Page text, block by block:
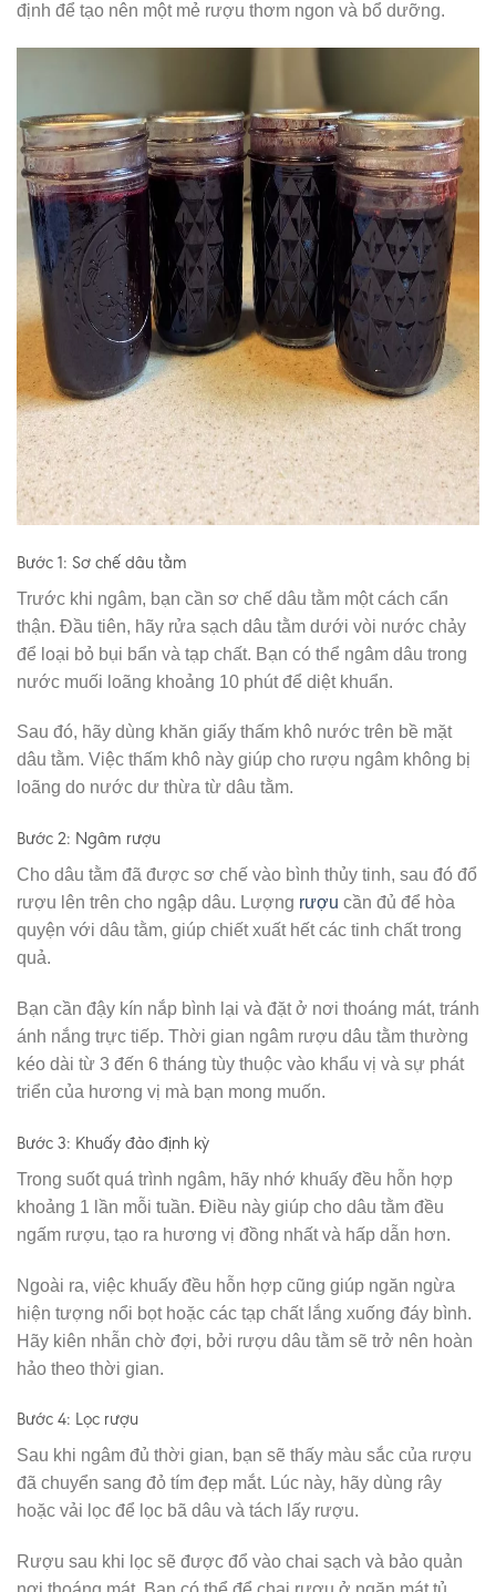
định để tạo nên một mẻ rượu thơm ngon và bổ dưỡng.
Bước 1: Sơ chế dâu tằm
Trước khi ngâm, bạn cần sơ chế dâu tằm một cách cẩn
thận. Đầu tiên, hãy rửa sạch dâu tằm dưới vòi nước chảy
để loại bỏ bụi bẩn và tạp chất. Bạn có thể ngâm dâu trong
nước muối loãng khoảng 10 phút để diệt khuẩn.
Sau đó, hãy dùng khăn giấy thấm khô nước trên bề mặt
dâu tằm. Việc thấm khô này giúp cho rượu ngâm không bị
loãng do nước dư thừa từ dâu tằm.
Bước 2: Ngâm rượu
Cho dâu tằm đã được sơ chế vào bình thủy tinh, sau đó đổ
rượu lên trên cho ngập dâu. Lượng rượu cần đủ để hòa
quyện với dâu tằm, giúp chiết xuất hết các tinh chất trong
quả.
Bạn cần đậy kín nắp bình lại và đặt ở nơi thoáng mát, tránh
ánh nắng trực tiếp. Thời gian ngâm rượu dâu tằm thường
kéo dài từ 3 đến 6 tháng tùy thuộc vào khẩu vị và sự phát
triển của hương vị mà bạn mong muốn.
Bước 3: Khuấy đảo định kỳ
Trong suốt quá trình ngâm, hãy nhớ khuấy đều hỗn hợp
khoảng 1 lần mỗi tuần. Điều này giúp cho dâu tằm đều
ngấm rượu, tạo ra hương vị đồng nhất và hấp dẫn hơn.
Ngoài ra, việc khuấy đều hỗn hợp cũng giúp ngăn ngừa
hiện tượng nổi bọt hoặc các tạp chất lắng xuống đáy bình.
Hãy kiên nhẫn chờ đợi, bởi rượu dâu tằm sẽ trở nên hoàn
hảo theo thời gian.
Bước 4: Lọc rượu
Sau khi ngâm đủ thời gian, bạn sẽ thấy màu sắc của rượu
đã chuyển sang đỏ tím đẹp mắt. Lúc này, hãy dùng rây
hoặc vải lọc để lọc bã dâu và tách lấy rượu.
Rượu sau khi lọc sẽ được đổ vào chai sạch và bảo quản